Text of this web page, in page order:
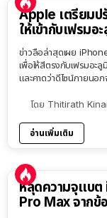
Apple เตรียมป
ให้เข้ากับเฟรมอ
ข่าวลือล่าสุดเผย
เพื่อให้สีตรงกับเฟรมอะ
และคาดว่าดีไซน์ภายนอ
โดย Thitirath
อ่านเพิ่มเติม
หลุดความจุแบต
Pro Max จากข้